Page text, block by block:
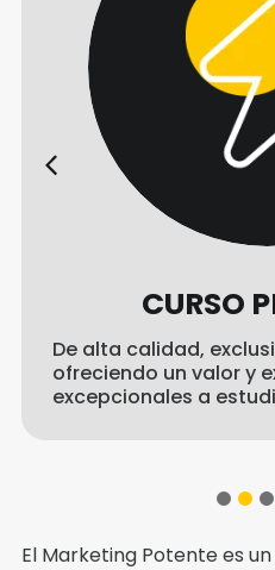
CURSO
De alta calidad,
ofreciendo un valor y
excepcionales a
4 5
El Marketing Potente es